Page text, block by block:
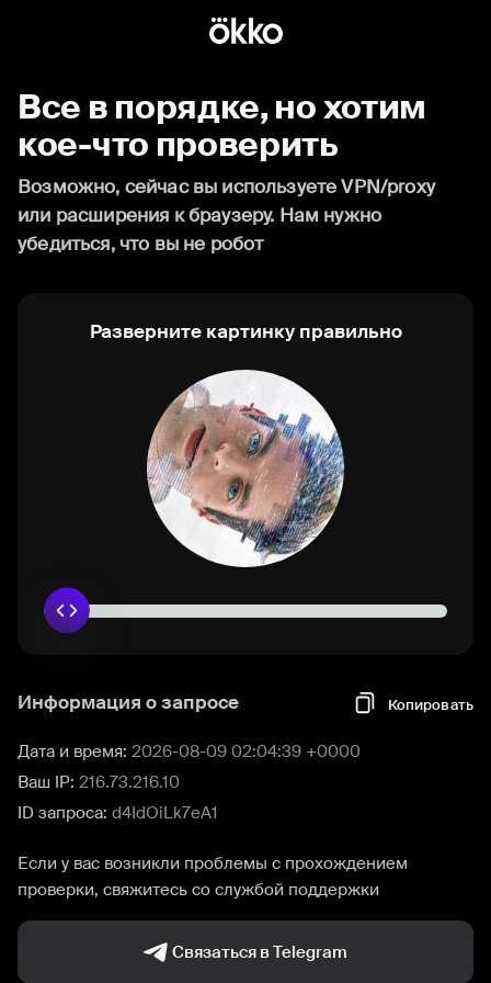
Все в порядке, но хотим
кое-что проверить
Возможно, сейчас вы используете VPN/proxy
или расширения к браузеру. Нам нужно
убедиться, что вы не робот
Разверните картинку правильно
Информация о запросе Копировать
Дата и время: 2026-08-09 02:04:39 +0000
Ваш IP: 216.73.216.10
ID запроса: d4IdOiLk7eA1
Если у вас возникли проблемы с прохождением
проверки, свяжитесь со службой поддержки
Связаться в Telegram